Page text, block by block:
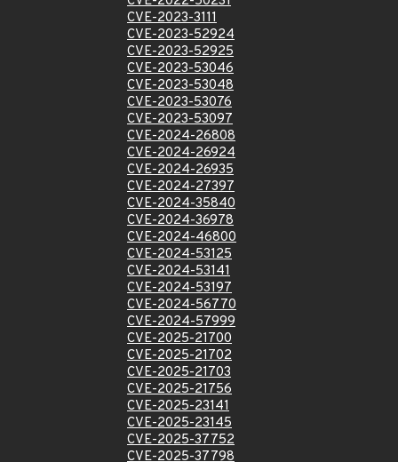
CVE-2023-3111
CVE-2023-52924
CVE-2023-52925
CVE-2023-53046
CVE-2023-53048
CVE-2023-53076
CVE-2023-53097
CVE-2024-26808
CVE-2024-26924
CVE-2024-26935
CVE-2024-27397
CVE-2024-35840
CVE-2024-36978
CVE-2024-46800
CVE-2024-53125
CVE-2024-53141
CVE-2024-53197
CVE-2024-56770
CVE-2024-57999
CVE-2025-21700
CVE-2025-21702
CVE-2025-21703
CVE-2025-21756
CVE-2025-23141
CVE-2025-23145
CVE-2025-37752
CVE-2025-37798